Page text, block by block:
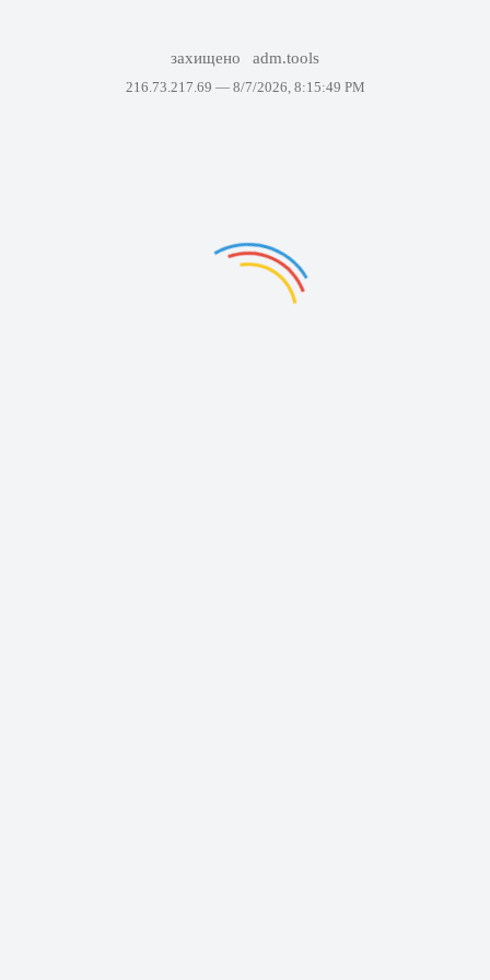
захищено adm.tools
216.73.217.69 — 8/7/2026, 8:15:49 PM